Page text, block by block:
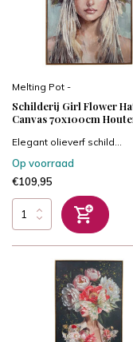
Melting Pot -
Schilderij Girl Flower
Canvas 70x100cm
Elegant olieverf schild...
Op voorraad
€109,95